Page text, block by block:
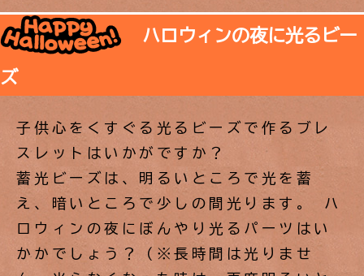
ハロウィンの夜に光るビー
ズ
子供心をくすぐる光るビーズで作るブレ
スレットはいかがですか？
蓄光ビーズは、明るいところで光を蓄
え、暗いところで少しの間光ります。 ハ
ロウィンの夜にぼんやり光るパーツはい
かかでしょう？（※長時間は光りませ